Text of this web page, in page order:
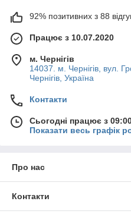
92% позитивних з 88
Працює з 10.07.2020
м. Чернігів
14037. м. Чернігів, вул.
Чернігів, Україна
Контакти
Сьогодні працює з
Показати весь графік
Про нас
Контакти